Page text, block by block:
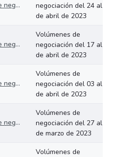
Volúmenes de negociación del 24 al 28 de abril de 2023
negociación del 24 al 28
de abril de 2023
Volúmenes de negociación del 17 al 21 de abril de 2023
Volúmenes de
negociación del 17 al 21
de abril de 2023
Volúmenes de negociación del 03 al 05 de abril de 2023
Volúmenes de
negociación del 03 al 05
de abril de 2023
Volúmenes de negociación del 27 al 31 de marzo de 2023
Volúmenes de
negociación del 27 al 31
de marzo de 2023
Volúmenes de